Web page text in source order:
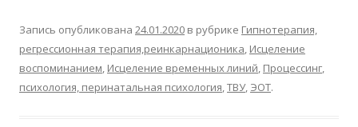
Запись опубликована 24.01.2020 в рубрике Гипнотерапия,
регрессионная терапия,реинкарнационика, Исцеление
воспоминанием, Исцеление временных линий, Процессинг,
психология, перинатальная психология,ТВУ, ЭОТ.